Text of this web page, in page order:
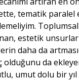
tematik
estetik
daha da
olduğunu da
umut dolu bir